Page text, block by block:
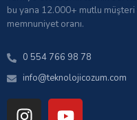
bu yana 12.000+ mutlu
memnuniyet oranı.
0 554 766 98 78
info@teknolojicozum.com